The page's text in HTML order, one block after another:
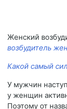
Женский
возбудитель
Какой самый
У мужчин
у женщин
Поэтому от